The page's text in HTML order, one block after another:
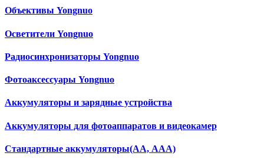
Объективы Yongnuo
Осветители Yongnuo
Радиосинхронизаторы Yongnuo
Фотоаксессуары Yongnuo
Аккумуляторы и зарядные устройства
Аккумуляторы для фотоаппаратов и видеокамер
Cтандартные аккумуляторы(АА, ААА)